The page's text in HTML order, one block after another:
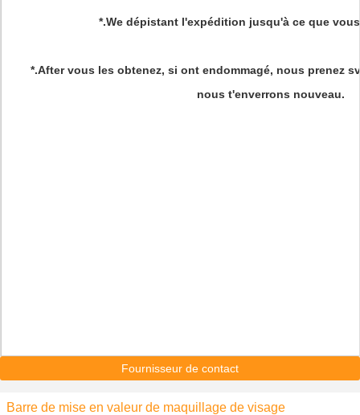
*.We dépistant l'expédition jusqu'à ce que
*.After vous les obtenez, si ont endommagé, nous prenez
nous t'enverrons nouveau.
Fournisseur de contact
Barre de mise en valeur de maquillage de visage